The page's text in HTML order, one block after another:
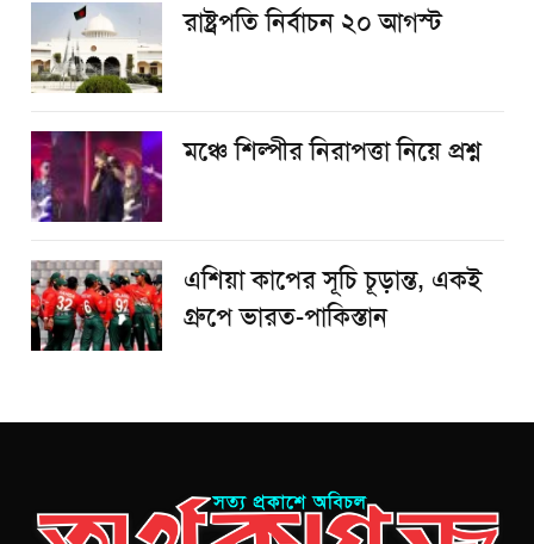
রাষ্ট্রপতি নির্বাচন ২০ আগস্ট
​মঞ্চে শিল্পীর নিরাপত্তা নিয়ে প্রশ্ন
এশিয়া কাপের সূচি চূড়ান্ত, একই
গ্রুপে ভারত-পাকিস্তান